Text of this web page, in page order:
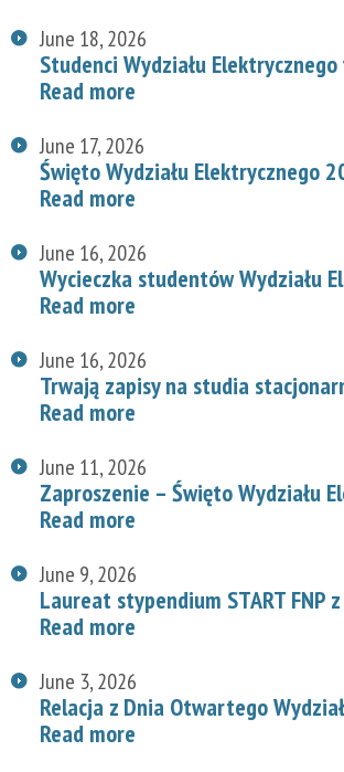
June 18, 2026
Studenci Wydziału
Read more
June 17, 2026
Święto Wydziału Elektrycznego
Read more
June 16, 2026
Wycieczka studentów Wydziału
Read more
June 16, 2026
Trwają zapisy na studia
Read more
June 11, 2026
Zaproszenie – Święto Wydziału
Read more
June 9, 2026
Laureat stypendium START FNP
Read more
June 3, 2026
Relacja z Dnia Otwartego
Read more